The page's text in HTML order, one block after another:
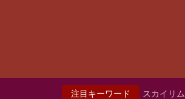
注目キーワード スカイリム